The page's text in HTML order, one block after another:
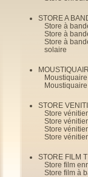
STORE A
Store à
Store à
Store à
solaire
STORE
Store
Store
Store
Store
STORE FILM
Store film
Store film à